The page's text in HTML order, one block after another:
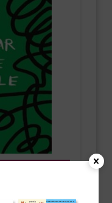
me duele